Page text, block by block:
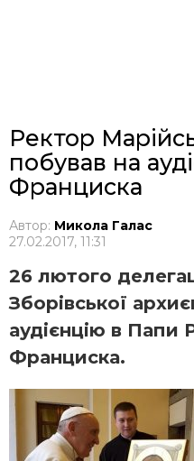
Ректор
побував на
Франциска
Автор: Микола Галас
27.02.2017, 11:31
26 лютого
Зборівської
аудієнцію в Папи
Франциска.